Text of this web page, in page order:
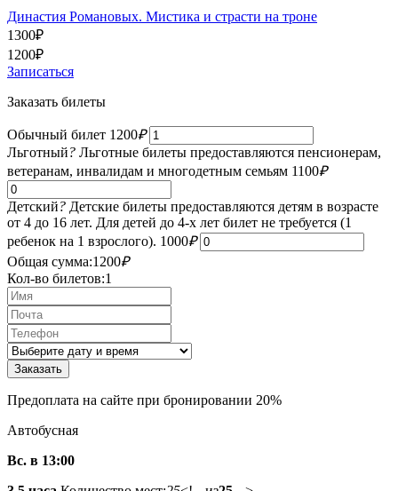
Династия Романовых. Мистика и страсти на троне
1300₽
1200₽
Записаться
Заказать билеты
Обычный билет 1200₽
Льготный? Льготные билеты предоставляются пенсионерам,
ветеранам, инвалидам и многодетным семьям 1100₽
Детский? Детские билеты предоставляются детям в возрасте
от 4 до 16 лет. Для детей до 4-х лет билет не требуется (1
ребенок на 1 взрослого). 1000₽
Общая сумма:1200₽
Кол-во билетов:1
Предоплата на сайте при бронировании 20%
Автобусная
Вс. в 13:00